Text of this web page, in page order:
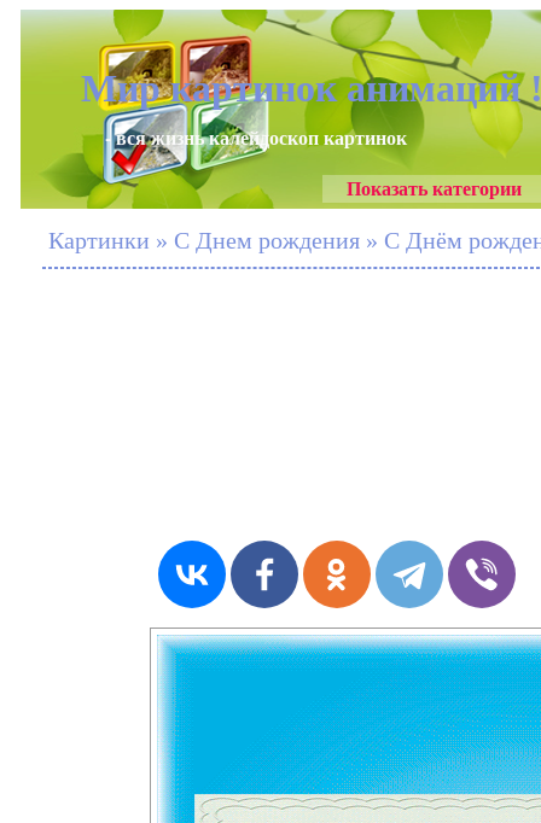
Мир картинок анимаций
- вся жизнь калейдоскоп картинок
Показать категории
Картинки » С Днем рождения » С Днём